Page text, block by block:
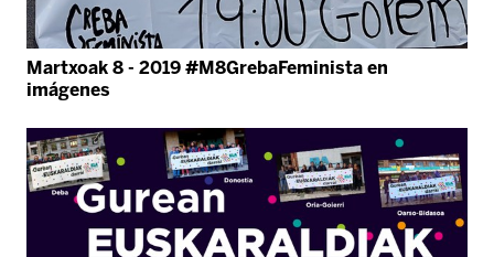
Martxoak 8 - 2019 #M8GrebaFeminista en
imágenes